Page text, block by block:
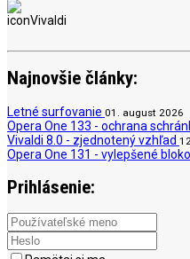
Najnovšie články:
Letné surfovanie 01. august 2026
Opera One 133 - ochrana
Vivaldi 8.0 - zjednotený vzhľad
Opera One 131 - vylepšené
Prihlásenie: